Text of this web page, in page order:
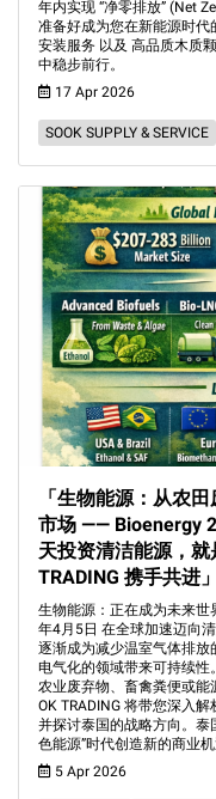
年内实现 “净零排放” (Net
准备好成为您在新能源时
安装服务 以及 高品质木质
中稳步前行。
17 Apr 2026
SOOK SUPPLY & SERVICE
「生物能源：从农
市场 —— Bioenergy
天投资清洁能源，就
TRADING 携手共进
生物能源：正在成为未来世
年4月5日 在全球加速迈向
逐渐成为减少温室气体排
电气化的领域带来可持续
农业废弃物、畜禽粪便或
OK TRADING 将带您深入
并探讨泰国的战略方向。泰
色能源”时代创造新的商业机
5 Apr 2026